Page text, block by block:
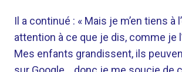
Il a continué : « Mais je m’en tiens à
attention à ce que je dis, comme je
Mes enfants grandissent, ils